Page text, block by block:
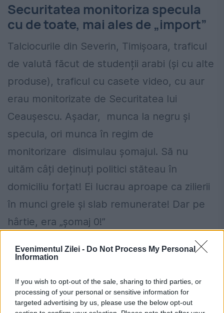
Evenimentul Zilei - Do Not Process My Personal
Information
If you wish to opt-out of the sale, sharing to third parties, or
processing of your personal or sensitive information for
targeted advertising by us, please use the below opt-out
Securitatea monitoriza specula
cu de toate, mai ales de „import”
Talciocurile din Severin, Timișoara, traficul
de valută făcut de studenții arabi (și cu alte
produse), traficul cu casete video, cu aur
erau monitorizate de Securitatea lui
Ceaușescu. Așadar, munca la negru și
specula, ori munca în regim de
monitorizare disimulau șomajul. Să nu
uităm câți deținuți politici stăteau în
domiciliu forțat! Ei lucrau aproape ca zilierii
în munci grele și slab remunerate! Dar pe
hârtie, era „șomaj 0!”
România, în pericol de blackout? Expert
poate de repede acele investiții”
Cum verifici dacă ai datorii la Primărie?